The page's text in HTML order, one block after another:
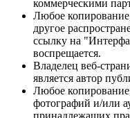
коммерческими
Любое
другое
ссылку на
воспрещается.
Владелец веб-
является автор
Любое
фотографий и/или
принадлежащих